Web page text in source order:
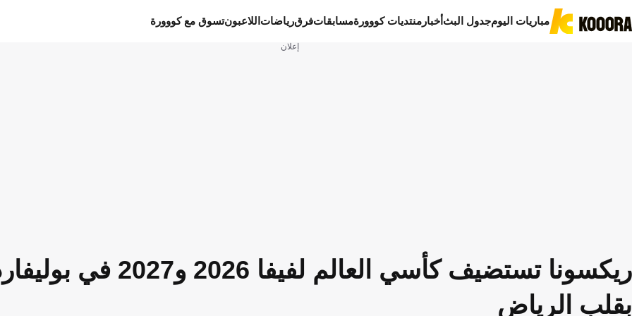
مباريات اليومجدول البثأخبار منتديات كووورةمسابقاتفرقرياضات اللاعبونتسوق مع كووورة
إعلان
ريكسونا تستضيف كأسي العالم لفيفا
بقلب الرياض